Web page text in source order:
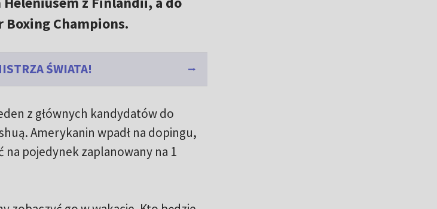
Champions.
ŚWIATA!
z głównych kandydatów do
Amerykanin wpadł na dopingu,
na pojedynek zaplanowany na 1